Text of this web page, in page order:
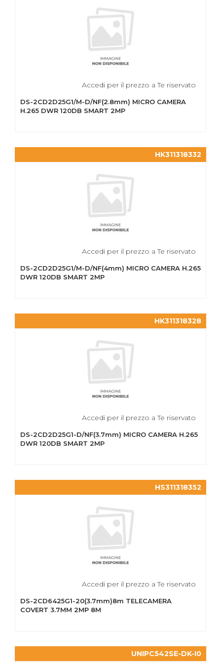
Accedi per il prezzo a Te riservato
DS-2CD2D25G1/M-D/NF(2.8mm) MICRO CAMERA
H.265 DWR 120DB SMART 2MP
HK311318332
Accedi per il prezzo a Te riservato
DS-2CD2D25G1/M-D/NF(4mm) MICRO CAMERA H.265
DWR 120DB SMART 2MP
HK311318328
Accedi per il prezzo a Te riservato
DS-2CD2D25G1-D/NF(3.7mm) MICRO CAMERA H.265
DWR 120DB SMART 2MP
HS311318352
Accedi per il prezzo a Te riservato
DS-2CD6425G1-20(3.7mm)8m TELECAMERA
COVERT 3.7MM 2MP 8M
UNIPC542SE-DK-I0